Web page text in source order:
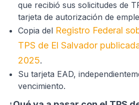
que recibió sus solicitudes de
tarjeta de autorización de
Copia del Registro Federal
TPS de El Salvador
2025.
Su tarjeta EAD,
vencimiento.